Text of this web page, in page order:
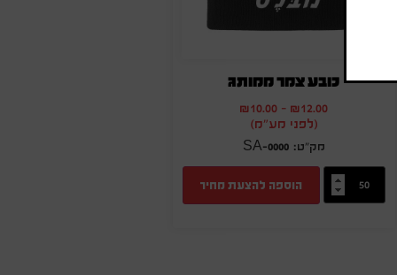
כובע צמר ממותג
₪12.00
-
₪10.00
(לפני מע"מ)
SA-0000
הוספה להצעת מחיר